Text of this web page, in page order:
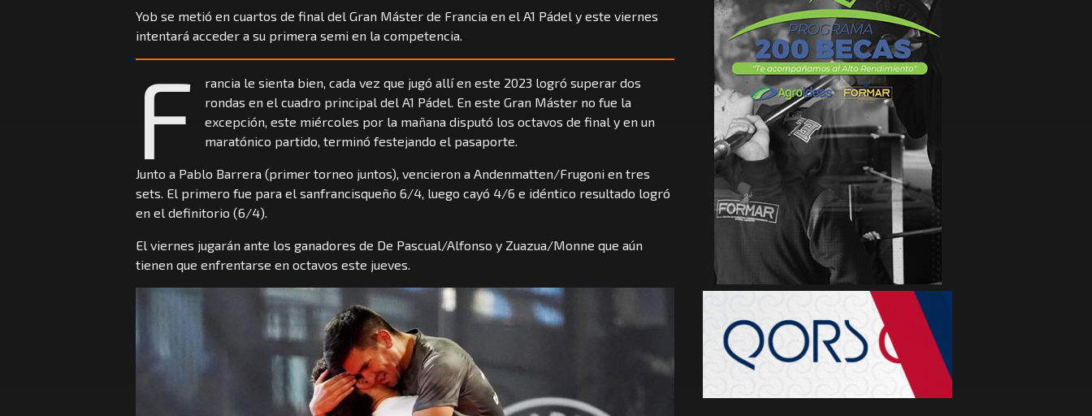
Yob se metió en cuartos de final del Gran Máster de Francia en el A1 Pádel y este viernes
intentará acceder a su primera semi en la competencia.
F
rancia le sienta bien, cada vez que jugó allí en este 2023 logró superar dos
rondas en el cuadro principal del A1 Pádel. En este Gran Máster no fue la
excepción, este miércoles por la mañana disputó los octavos de final y en un
maratónico partido, terminó festejando el pasaporte.
Junto a Pablo Barrera (primer torneo juntos), vencieron a Andenmatten/Frugoni en tres
sets. El primero fue para el sanfrancisqueño 6/4, luego cayó 4/6 e idéntico resultado logró
en el definitorio (6/4).
El viernes jugarán ante los ganadores de De Pascual/Alfonso y Zuazua/Monne que aún
tienen que enfrentarse en octavos este jueves.